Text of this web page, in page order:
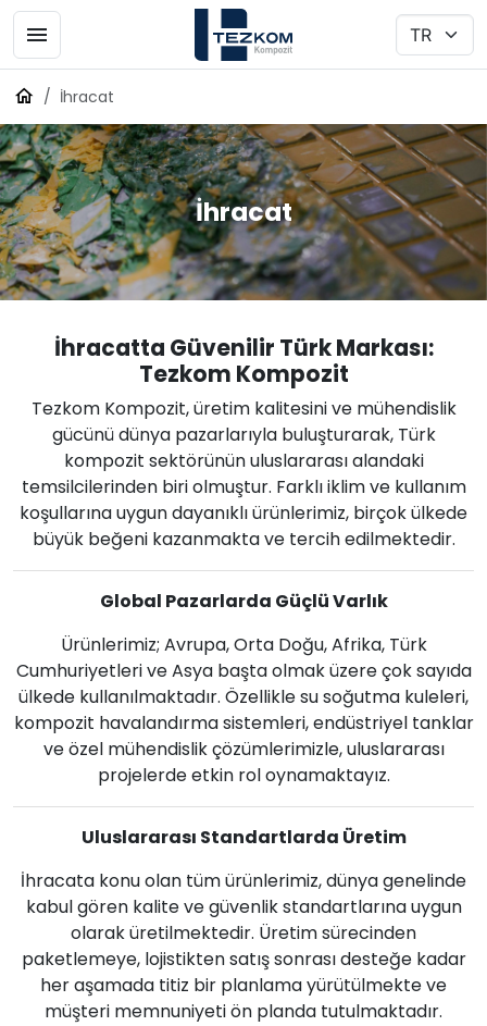
İhracat
İhracat
İhracatta Güvenilir Türk Markası:
Tezkom Kompozit
Tezkom Kompozit, üretim kalitesini ve mühendislik
gücünü dünya pazarlarıyla buluşturarak, Türk
kompozit sektörünün uluslararası alandaki
temsilcilerinden biri olmuştur. Farklı iklim ve kullanım
koşullarına uygun dayanıklı ürünlerimiz, birçok ülkede
büyük beğeni kazanmakta ve tercih edilmektedir.
Global Pazarlarda Güçlü Varlık
Ürünlerimiz; Avrupa, Orta Doğu, Afrika, Türk
Cumhuriyetleri ve Asya başta olmak üzere çok sayıda
ülkede kullanılmaktadır. Özellikle su soğutma kuleleri,
kompozit havalandırma sistemleri, endüstriyel tanklar
ve özel mühendislik çözümlerimizle, uluslararası
projelerde etkin rol oynamaktayız.
Uluslararası Standartlarda Üretim
İhracata konu olan tüm ürünlerimiz, dünya genelinde
kabul gören kalite ve güvenlik standartlarına uygun
olarak üretilmektedir. Üretim sürecinden
paketlemeye, lojistikten satış sonrası desteğe kadar
her aşamada titiz bir planlama yürütülmekte ve
müşteri memnuniyeti ön planda tutulmaktadır.